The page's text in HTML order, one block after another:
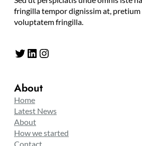
fringilla tempor dignissim at, pretium
voluptatem fringilla.
Twitter LinkedIn Instagram
About
Home
Latest News
About
How we started
Contact